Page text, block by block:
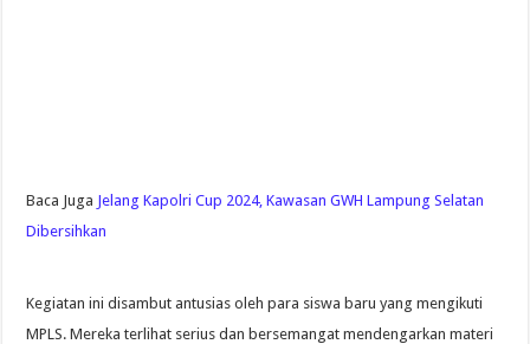
Baca Juga Jelang Kapolri Cup 2024, Kawasan GWH Lampung Selatan
Dibersihkan
Kegiatan ini disambut antusias oleh para siswa baru yang mengikuti
MPLS. Mereka terlihat serius dan bersemangat mendengarkan materi